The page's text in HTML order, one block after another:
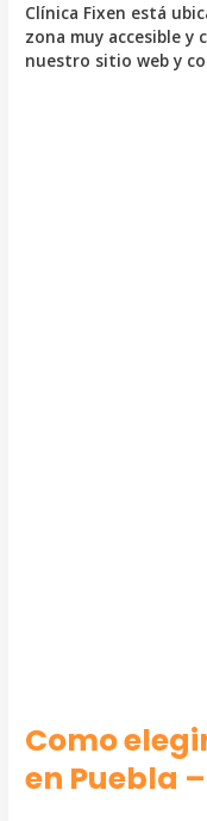
Clínica Fixen está
zona muy accesible y
nuestro sitio web y
Como
en Puebla